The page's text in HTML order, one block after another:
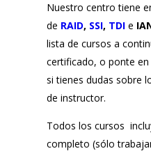
Nuestro centro tiene
de RAID, SSI, TDI e
lista de cursos a
certificado, o ponte
si tienes dudas sobre
de instructor.
Todos los cursos
completo (sólo